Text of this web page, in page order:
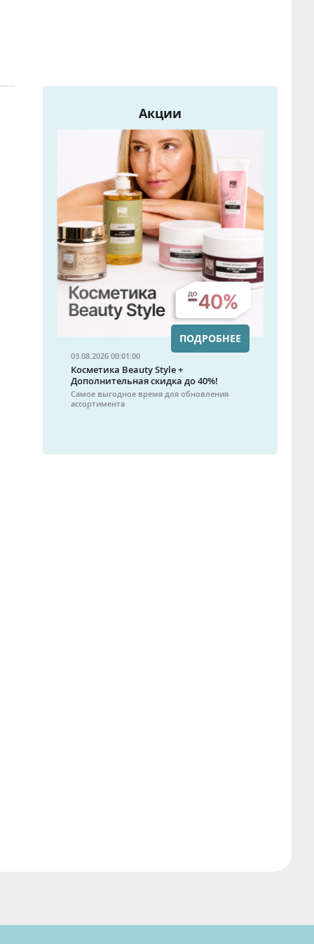
Акции
03.08.2026 00:01:00
Косметика Beauty Style +
Дополнительная скидка до 40%!
Самое выгодное время для обновления
ассортимента
ПОДРОБНЕЕ